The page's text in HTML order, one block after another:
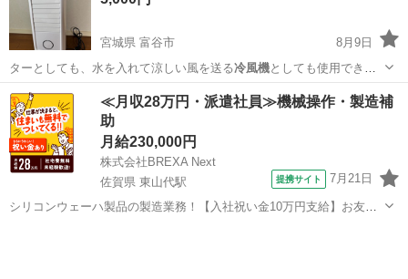
宮城県 富谷市
8月9日
ターとしても、水を入れて涼しい風を送る冷風機としても使用できる
多機能な空調家電です…
宮城 富谷市 季節、空調家電
≪月収28万円・派遣社員≫機械操作・製造補
助
月給230,000円
株式会社BREXA Next
佐賀県 東山代駅
提携サイト 7月21日
シリコンウェーハ製品の製造業務！【入社祝い金10万円支給】お友達